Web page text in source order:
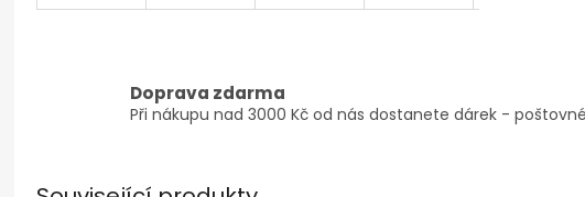
Doprava zdarma
Při nákupu nad 3000 Kč od nás dostanete dárek -